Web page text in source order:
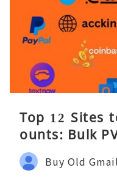
Top 12 Sites
ounts: Bulk
Buy Old